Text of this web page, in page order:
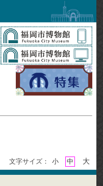
文字サイズ： 小 中 大